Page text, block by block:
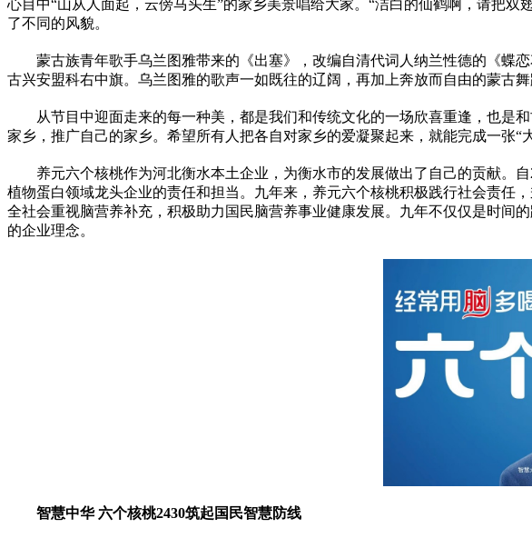
心目中“山从人面起，云傍马头生”的家乡美景唱给大家。“洁白的仙鹤啊，请把
了不同的风貌。
蒙古族青年歌手乌兰图雅带来的《出塞》，改编自清代词人纳兰性德的《蝶
古兴安盟科右中旗。乌兰图雅的歌声一如既往的辽阔，再加上奔放而自由的蒙古
从节目中迎面走来的每一种美，都是我们和传统文化的一场欣喜重逢，也是
家乡，推广自己的家乡。希望所有人把各自对家乡的爱凝聚起来，就能完成一张“
养元六个核桃作为河北衡水本土企业，为衡水市的发展做出了自己的贡献。
植物蛋白领域龙头企业的责任和担当。九年来，养元六个核桃积极践行社会责任
全社会重视脑营养补充，积极助力国民脑营养事业健康发展。九年不仅仅是时间
的企业理念。
智慧中华 六个核桃2430筑起国民智慧防线